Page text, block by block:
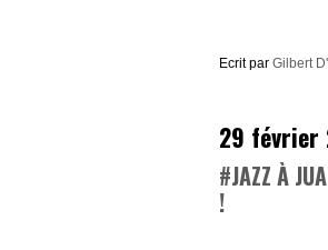
Ecrit par Gilbert
29 février
#JAZZ À
!